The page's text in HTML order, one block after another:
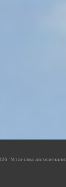
"Установка